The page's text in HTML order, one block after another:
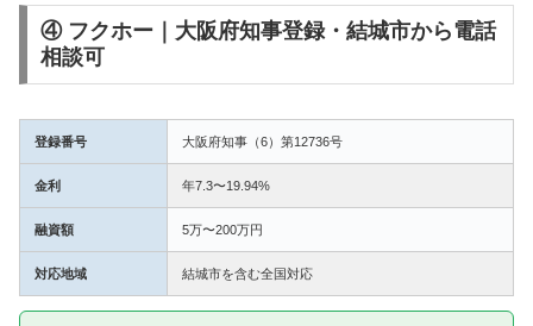
④ フクホー｜大阪府知事登録・結城市から電話
相談可
登録番号 大阪府知事（6）第12736号
金利 年7.3〜19.94%
融資額 5万〜200万円
対応地域 結城市を含む全国対応